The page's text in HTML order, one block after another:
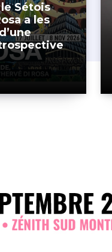
Sétois
a les